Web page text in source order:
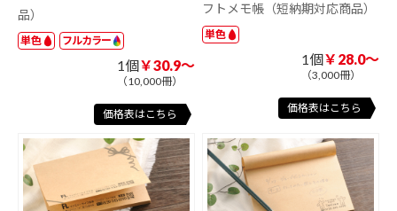
品）
単色 フルカラー
1個￥30.9～
（10,000冊）
価格表はこちら
フトメモ帳（短納期対応商品）
単色
1個￥28.0～
（3,000冊）
価格表はこちら